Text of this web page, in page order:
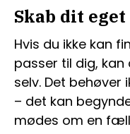
Skab dit
Hvis du ikke kan
passer til dig,
selv. Det
– det kan
mødes om en